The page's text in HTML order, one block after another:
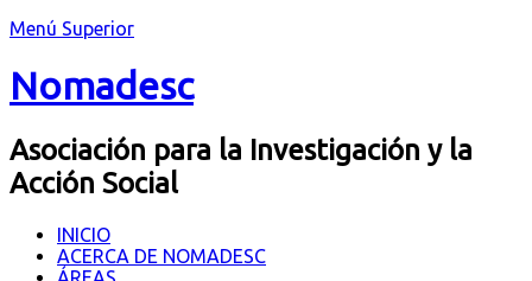
Menú Superior
Nomadesc
Asociación para la Investigación y la
Acción Social
INICIO
ACERCA DE NOMADESC